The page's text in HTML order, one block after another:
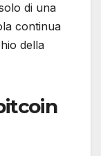
di una
continua
della